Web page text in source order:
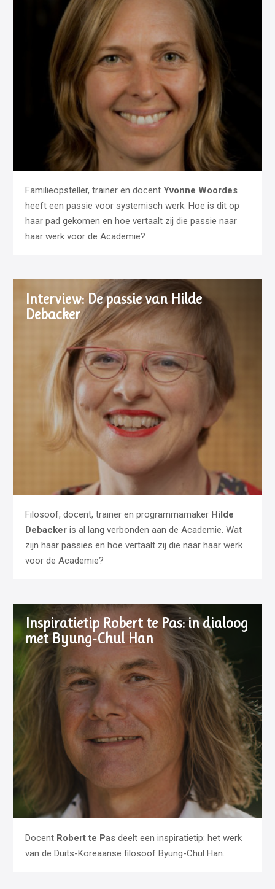
Familieopsteller, trainer en docentYvonne Woordes
heeft een passie voor systemisch werk. Hoe is dit op
haar pad gekomen en hoe vertaalt zij die passie naar
haar werk voor de Academie?
Interview: De passie van Hilde
Debacker
Filosoof, docent, trainer en programmamaker Hilde
Debacker is al lang verbonden aan de Academie. Wat
zijn haar passies en hoe vertaalt zij die naar haar werk
voor de Academie?
Inspiratietip Robert te Pas: in dialoog
met Byung-Chul Han
Docent Robert te Pas deelt een inspiratietip: het werk
van de Duits-Koreaanse filosoof Byung-Chul Han.